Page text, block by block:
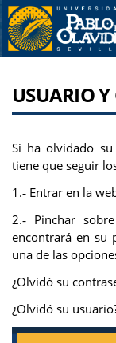
USUARIO
Si ha olvidado
tiene que seguir
1.‐ Entrar en la
2.‐ Pinchar
encontrará en su
una de las
¿Olvidó su
¿Olvidó su